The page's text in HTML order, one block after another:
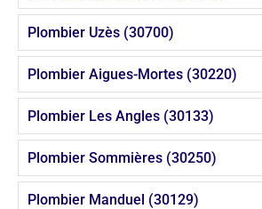
Plombier Uzès (30700)
Plombier Aigues-Mortes (30220)
Plombier Les Angles (30133)
Plombier Sommières (30250)
Plombier Manduel (30129)